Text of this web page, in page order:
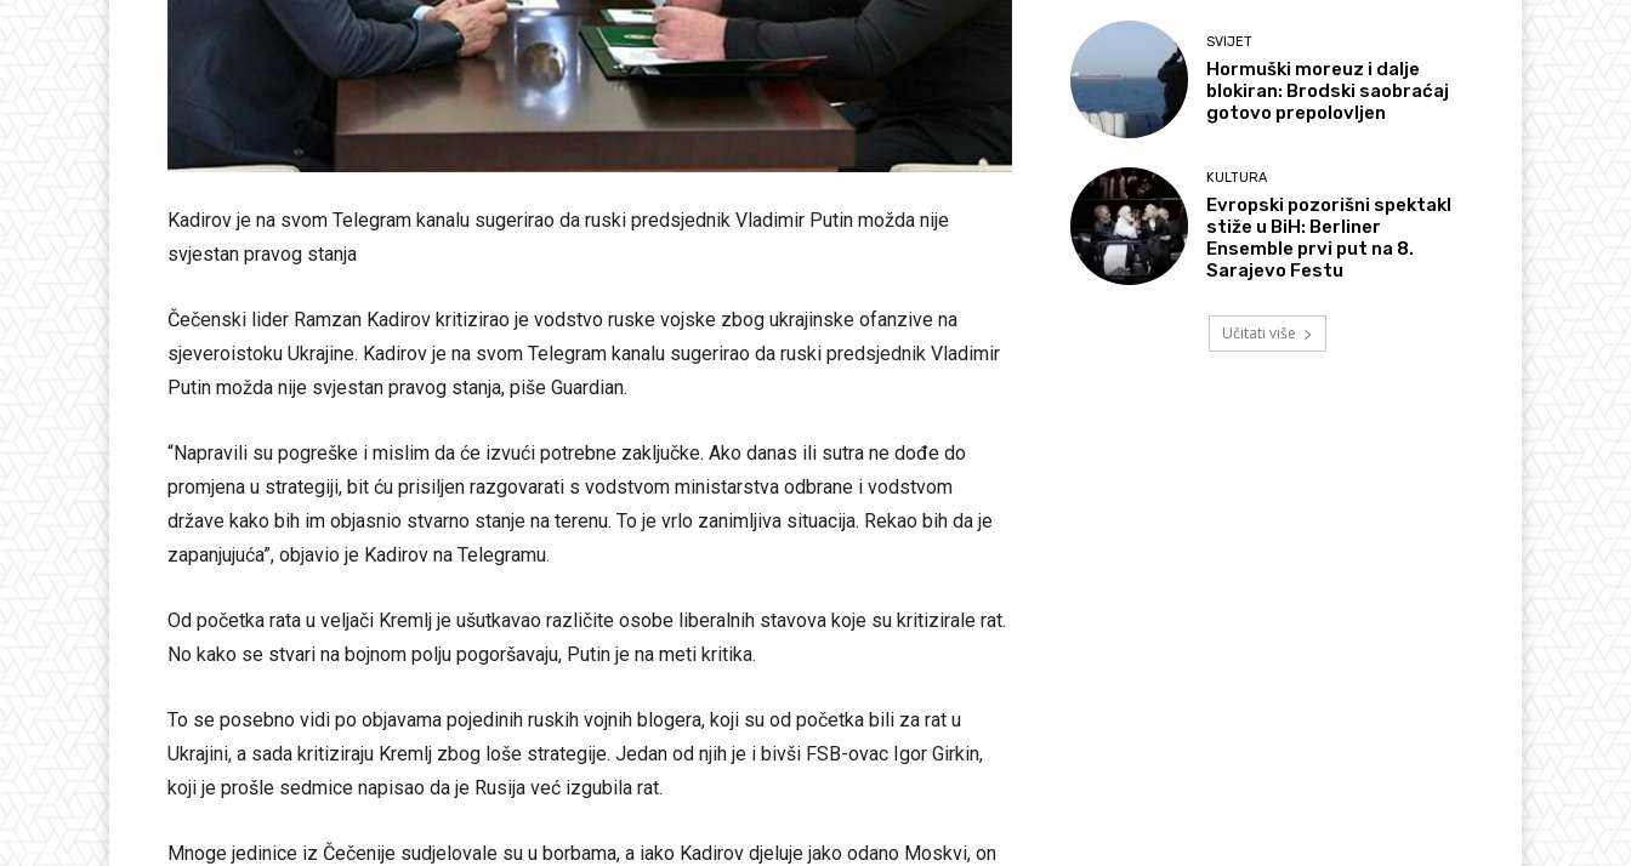
Kadirov je na svom Telegram kanalu sugerirao da ruski predsjednik Vladimir Putin možda nije
svjestan pravog stanja
Čečenski lider Ramzan Kadirov kritizirao je vodstvo ruske vojske zbog ukrajinske ofanzive na
sjeveroistoku Ukrajine. Kadirov je na svom Telegram kanalu sugerirao da ruski predsjednik Vladimir
Putin možda nije svjestan pravog stanja, piše Guardian.
“Napravili su pogreške i mislim da će izvući potrebne zaključke. Ako danas ili sutra ne dođe do
promjena u strategiji, bit ću prisiljen razgovarati s vodstvom ministarstva odbrane i vodstvom
države kako bih im objasnio stvarno stanje na terenu. To je vrlo zanimljiva situacija. Rekao bih da je
zapanjujuća”, objavio je Kadirov na Telegramu.
Od početka rata u veljači Kremlj je ušutkavao različite osobe liberalnih stavova koje su kritizirale rat.
No kako se stvari na bojnom polju pogoršavaju, Putin je na meti kritika.
To se posebno vidi po objavama pojedinih ruskih vojnih blogera, koji su od početka bili za rat u
Ukrajini, a sada kritiziraju Kremlj zbog loše strategije. Jedan od njih je i bivši FSB-ovac Igor Girkin,
koji je prošle sedmice napisao da je Rusija već izgubila rat.
Mnoge jedinice iz Čečenije sudjelovale su u borbama, a iako Kadirov djeluje jako odano Moskvi, on
SVIJET
Hormuški moreuz i dalje
blokiran: Brodski saobraćaj
gotovo prepolovljen
KULTURA
Evropski pozorišni spektakl
stiže u BiH: Berliner
Ensemble prvi put na 8.
Sarajevo Festu
Učitati više